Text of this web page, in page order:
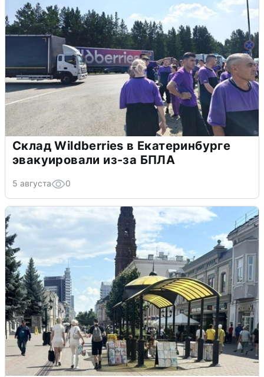
Склад Wildberries в Екатеринбурге
эвакуировали из-за БПЛА
5 августа 0